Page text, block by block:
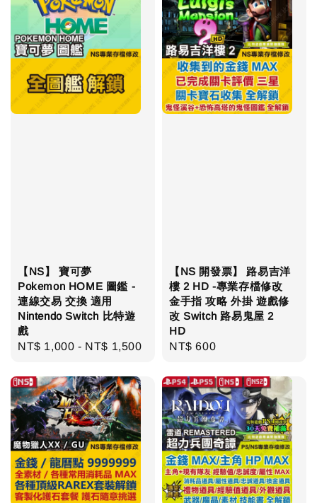
【NS】 寶可夢
Pokemon HOME 圖鑑 -
連線交易 交換 適用
Nintendo Switch 比特遊
戲
Regular
NT$ 1,000 - NT$ 1,500
【NS 開發票】 路易吉洋
樓 2 HD -專業存檔修改
金手指 攻略 外掛 遊戲修
改 Switch 路易鬼屋 2
HD
Regular
NT$ 600